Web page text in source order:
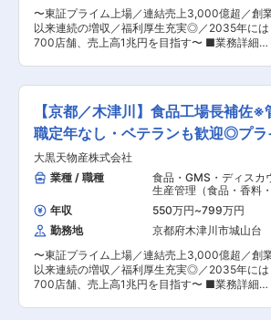
ルを採用している為、経常利益10％を超える飲食
業界では脅威の高収益モデルを実現しています
変更の範囲：会社の定める業務
〜東証プライム上場／連結売上3,000億超／創
以来連続の増収／福利厚生充実◎／2035年には
700店舗、売上高1兆円を目指す〜 ■業務詳細：
業務ミッション： 同社が運営するメガ・ディス
ウントストアー「ラ・ムー」、「ディオ」は全
に230店舗以上を展開中です。そこで提供され
食品、惣菜、弁当類の多くを、同社のRMセンタ
ーで製造しています。2022年9月には関西エリア
での大型食品工場が稼働予定であり、食品製造に
おけるより一層の大規模提供が急務になってい
す。 ■組織構成：中国RMセンターでは約700
名、関西RMセンターでは800〜1000名規模のメ
ンバーが在籍予定です。 ■業務イメージ： ＜パ
ン部門＞製パン・製菓業務、製造数と在庫の管
理、製造計画作成、原材料、資材の発注業務、取
引先メーカーとの商談、製造機械、設備のメン
ナンス、 月次損益等の数値管理、従業員の採用、
シフト管理など ＜麺部門＞焼きそば、うどん、冷
凍うどん等の製造業務、原材料、資材の発注業
【京都／木津川】食品工場長補佐
職定年なし・ベテランも歓迎◎プラ
企業
大黒天物産株式会社
業種 / 職種
食品・GMS・ディスカ
生産管理（食品・香料
（食品・香料・飼料）
年収 550万円~799万円
勤務地
京都府木津川市城山台
〜東証プライム上場／連結売上3,000億超／創
以来連続の増収／福利厚生充実◎／2035年には
700店舗、売上高1兆円を目指す〜 ■業務詳細：